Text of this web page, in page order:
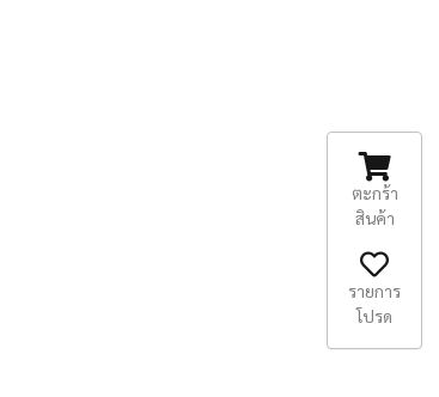
ตะกร้า
สินค้า
รายการ
โปรด